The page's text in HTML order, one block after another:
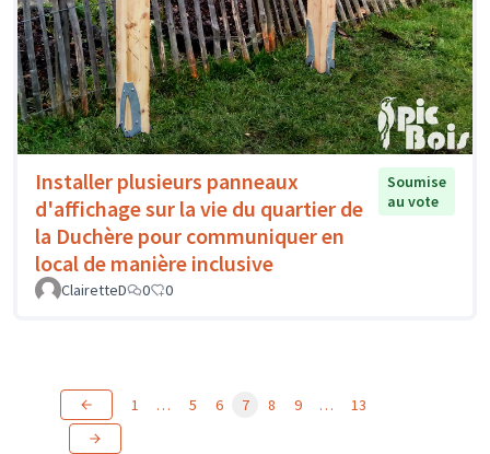
Installer plusieurs panneaux
d'affichage sur la vie du quartier de
la Duchère pour communiquer en
local de manière inclusive
Soumise
au vote
ClairetteD 0 0
1 … 5 6 7 8 9 … 13